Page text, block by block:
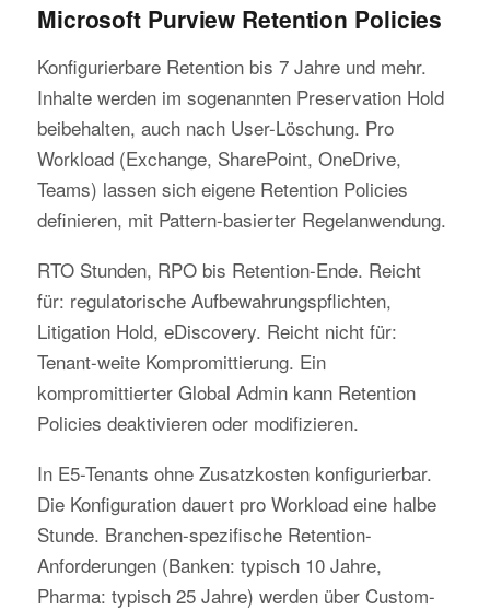
Microsoft Purview Retention Policies
Konfigurierbare Retention bis 7 Jahre und mehr.
Inhalte werden im sogenannten Preservation Hold
beibehalten, auch nach User-Löschung. Pro
Workload (Exchange, SharePoint, OneDrive,
Teams) lassen sich eigene Retention Policies
definieren, mit Pattern-basierter Regelanwendung.
RTO Stunden, RPO bis Retention-Ende. Reicht
für: regulatorische Aufbewahrungspflichten,
Litigation Hold, eDiscovery. Reicht nicht für:
Tenant-weite Kompromittierung. Ein
kompromittierter Global Admin kann Retention
Policies deaktivieren oder modifizieren.
In E5-Tenants ohne Zusatzkosten konfigurierbar.
Die Konfiguration dauert pro Workload eine halbe
Stunde. Branchen-spezifische Retention-
Anforderungen (Banken: typisch 10 Jahre,
Pharma: typisch 25 Jahre) werden über Custom-